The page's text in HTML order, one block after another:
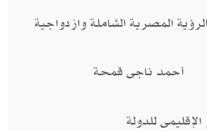
المصرية الشاملة وازدواجية
قمحة
للدولة